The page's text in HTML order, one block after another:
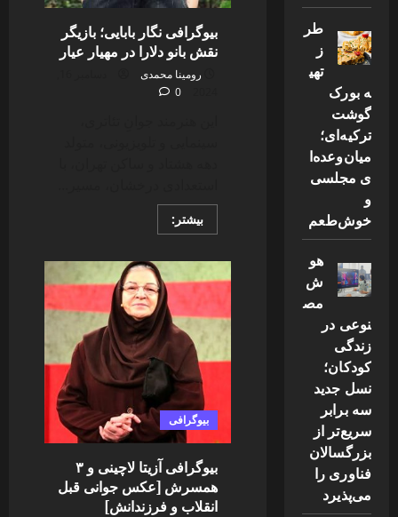
بیوگرافی نگار بابایی؛ بازیگر
نقش بانو دلارا در مهیار عیار
رومینا محمدی
0
بیشتر:Read
more
نگار
بابایی؛
بازیگر
نقش
بانو
دلارا
در
مهیار
عیار
بیوگرافی
بیوگرافی آزیتا لاچینی و ۳
همسرش [عکس جوانی قبل
انقلاب و فرزندانش]
طر
ز
تهی
ه بورک
گوشت
ترکیه‌ای؛
میان‌وعده‌ا
ی مجلسی
و
خوش‌طعم
هو
ش
مص
نوعی در
زندگی
کودکان؛
نسل جدید
سه برابر
سریع‌تر از
بزرگسالان
فناوری را
می‌پذیرد